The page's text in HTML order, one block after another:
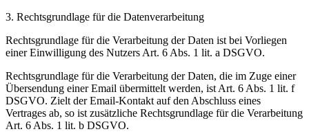
3. Rechtsgrundlage für die Datenverarbeitung
Rechtsgrundlage für die Verarbeitung der Daten ist bei Vorliegen
einer Einwilligung des Nutzers Art. 6 Abs. 1 lit. a DSGVO.
Rechtsgrundlage für die Verarbeitung der Daten, die im Zuge einer
Übersendung einer Email übermittelt werden, ist Art. 6 Abs. 1 lit. f
DSGVO. Zielt der Email-Kontakt auf den Abschluss eines
Vertrages ab, so ist zusätzliche Rechtsgrundlage für die Verarbeitung
Art. 6 Abs. 1 lit. b DSGVO.